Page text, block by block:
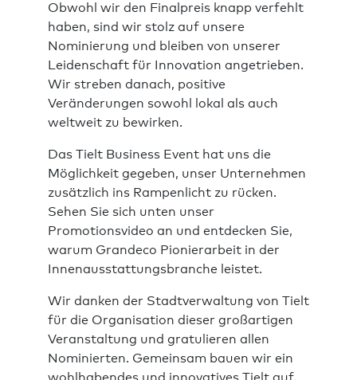
Obwohl wir den Finalpreis knapp verfehlt
haben, sind wir stolz auf unsere
Nominierung und bleiben von unserer
Leidenschaft für Innovation angetrieben.
Wir streben danach, positive
Veränderungen sowohl lokal als auch
weltweit zu bewirken.
Das Tielt Business Event hat uns die
Möglichkeit gegeben, unser Unternehmen
zusätzlich ins Rampenlicht zu rücken.
Sehen Sie sich unten unser
Promotionsvideo an und entdecken Sie,
warum Grandeco Pionierarbeit in der
Innenausstattungsbranche leistet.
Wir danken der Stadtverwaltung von Tielt
für die Organisation dieser großartigen
Veranstaltung und gratulieren allen
Nominierten. Gemeinsam bauen wir ein